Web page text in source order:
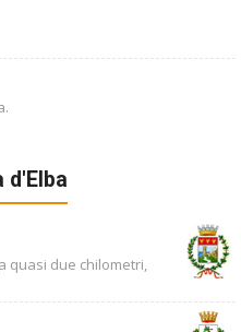
d'Elba
quasi due chilometri,